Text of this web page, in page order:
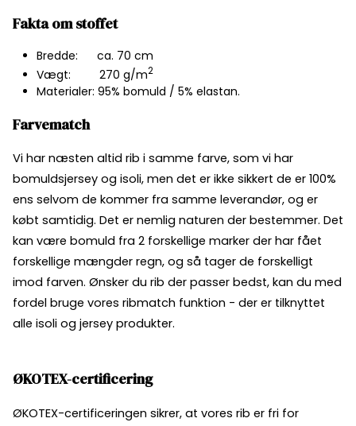
Fakta om stoffet
Bredde: ca. 70 cm
Vægt: 270 g/m2
Materialer: 95% bomuld / 5% elastan.
Farvematch
Vi har næsten altid rib i samme farve, som vi har
bomuldsjersey og isoli, men det er ikke sikkert de er 100%
ens selvom de kommer fra samme leverandør, og er
købt samtidig. Det er nemlig naturen der bestemmer. Det
kan være bomuld fra 2 forskellige marker der har fået
forskellige mængder regn, og så tager de forskelligt
imod farven. Ønsker du rib der passer bedst, kan du med
fordel bruge vores ribmatch funktion - der er tilknyttet
alle isoli og jersey produkter.
ØKOTEX-certificering
ØKOTEX-certificeringen sikrer, at vores rib er fri for